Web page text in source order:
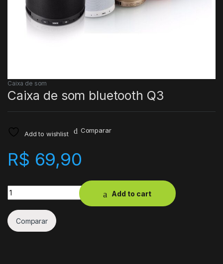
Caixa de som
Caixa de som bluetooth Q3
Add to wishlist Comparar
R$ 69,90
Quantity
Add to cart
Comparar